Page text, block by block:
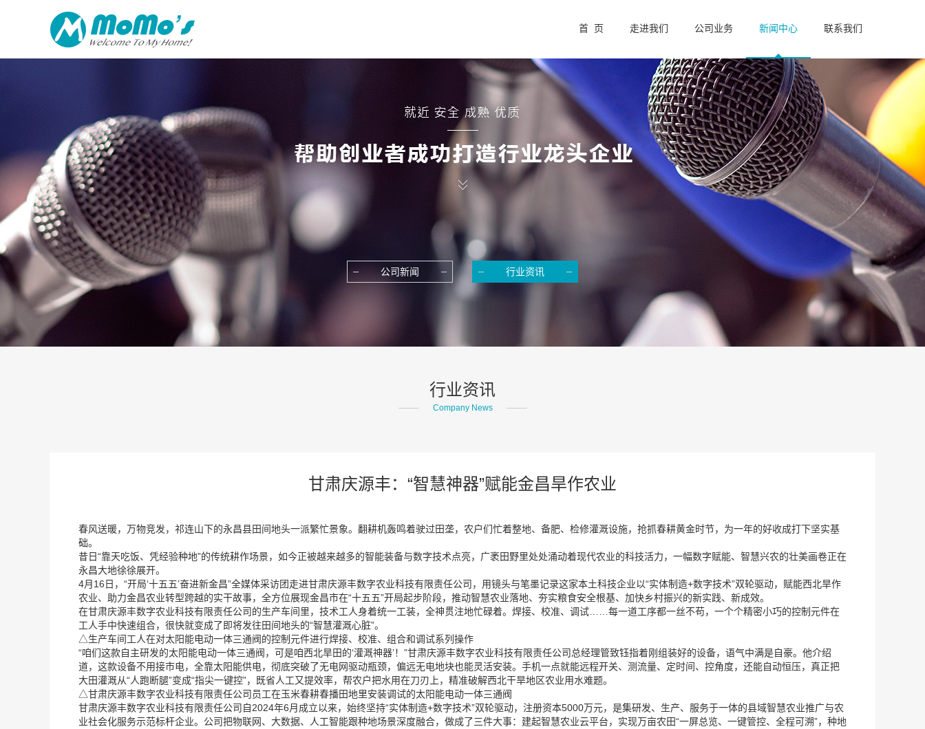
首 页 走进我们 公司业务 新闻中心 联系我们
公司新闻 行业资讯
行业资讯
Company News
甘肃庆源丰：“智慧神器”赋能金昌旱作农业
春风送暖，万物竞发，祁连山下的永昌县田间地头一派繁忙景象。翻耕机轰鸣着驶过田垄，农户们忙着整地、备肥、检修灌溉设施，抢抓春耕黄金时节，为一年的好收成打下坚实基
础。
昔日“靠天吃饭、凭经验种地”的传统耕作场景，如今正被越来越多的智能装备与数字技术点亮，广袤田野里处处涌动着现代农业的科技活力，一幅数字赋能、智慧兴农的壮美画卷正在
永昌大地徐徐展开。
4月16日，“开局‘十五五’奋进新金昌”全媒体采访团走进甘肃庆源丰数字农业科技有限责任公司，用镜头与笔墨记录这家本土科技企业以“实体制造+数字技术”双轮驱动，赋能西北旱作
农业、助力金昌农业转型跨越的实干故事，全方位展现金昌市在“十五五”开局起步阶段，推动智慧农业落地、夯实粮食安全根基、加快乡村振兴的新实践、新成效。
在甘肃庆源丰数字农业科技有限责任公司的生产车间里，技术工人身着统一工装，全神贯注地忙碌着。焊接、校准、调试……每一道工序都一丝不苟，一个个精密小巧的控制元件在
工人手中快速组合，很快就变成了即将发往田间地头的“智慧灌溉心脏”。
△生产车间工人在对太阳能电动一体三通阀的控制元件进行焊接、校准、组合和调试系列操作
“咱们这款自主研发的太阳能电动一体三通阀，可是咱西北旱田的‘灌溉神器’！”甘肃庆源丰数字农业科技有限责任公司总经理管致钰指着刚组装好的设备，语气中满是自豪。他介绍
道，这款设备不用接市电，全靠太阳能供电，彻底突破了无电网驱动瓶颈，偏远无电地块也能灵活安装。手机一点就能远程开关、测流量、定时间、控角度，还能自动恒压，真正把
大田灌溉从“人跑断腿”变成“指尖一键控”，既省人工又提效率，帮农户把水用在刀刃上，精准破解西北干旱地区农业用水难题。
△甘肃庆源丰数字农业科技有限责任公司员工在玉米春耕春播田地里安装调试的太阳能电动一体三通阀
甘肃庆源丰数字农业科技有限责任公司自2024年6月成立以来，始终坚持“实体制造+数字技术”双轮驱动，注册资本5000万元，是集研发、生产、服务于一体的县域智慧农业推广与农
业社会化服务示范标杆企业。公司把物联网、大数据、人工智能跟种地场景深度融合，做成了三件大事：建起智慧农业云平台，实现万亩农田“一屏总览、一键管控、全程可溯”，种地